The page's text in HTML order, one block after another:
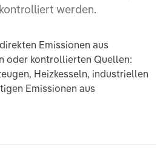
werden.
Emissionen aus
oder kontrollierten Quellen:
Heizkesseln, industriellen
Emissionen aus